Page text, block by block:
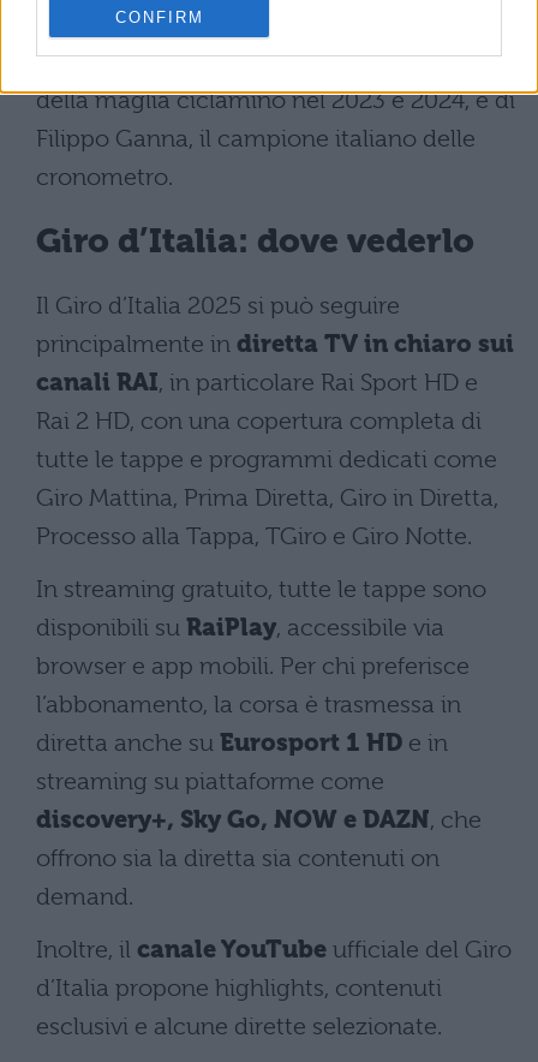
CONFIRM
quelle di Jonathan Milan, dominatore delle
volate nelle ultime due edizioni e vincitore
della maglia ciclamino nel 2023 e 2024, e di
Filippo Ganna, il campione italiano delle
cronometro.
Giro d’Italia: dove vederlo
Il Giro d’Italia 2025 si può seguire
principalmente in diretta TV in chiaro sui
canali RAI, in particolare Rai Sport HD e
Rai 2 HD, con una copertura completa di
tutte le tappe e programmi dedicati come
Giro Mattina, Prima Diretta, Giro in Diretta,
Processo alla Tappa, TGiro e Giro Notte.
In streaming gratuito, tutte le tappe sono
disponibili su RaiPlay, accessibile via
browser e app mobili. Per chi preferisce
l’abbonamento, la corsa è trasmessa in
diretta anche su Eurosport 1 HD e in
streaming su piattaforme come
discovery+, Sky Go, NOW e DAZN, che
offrono sia la diretta sia contenuti on
demand.
Inoltre, il canale YouTube ufficiale del Giro
d’Italia propone highlights, contenuti
esclusivi e alcune dirette selezionate.